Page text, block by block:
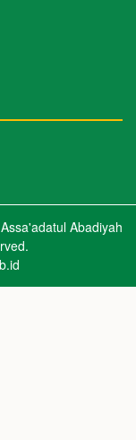
Abadiyah